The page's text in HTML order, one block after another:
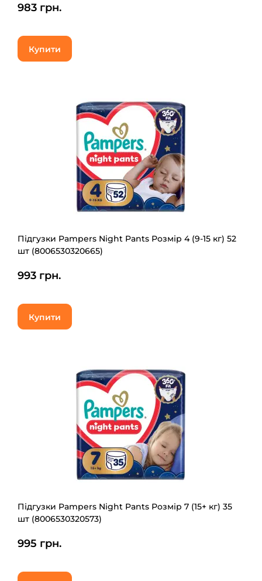
983 грн.
Купити
Підгузки Pampers Night Pants Розмір 4 (9-15 кг) 52
шт (8006530320665)
993 грн.
Купити
Підгузки Pampers Night Pants Розмір 7 (15+ кг) 35
шт (8006530320573)
995 грн.